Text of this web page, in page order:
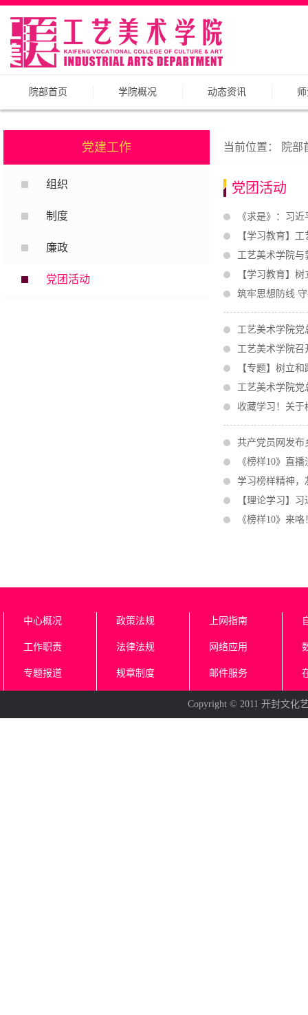
院部首页 学院概况 动态资讯
党建工作
组织
制度
廉政
党团活动
当前位置： 院部
党团活动
《求是》：习
【学习教育】
工艺美术学院
【学习教育】
筑牢思想防线
工艺美术学院党
工艺美术学院
【专题】树立
工艺美术学院党
收藏学习！关
共产党员网发布
《榜样10》直
学习榜样精神
【理论学习】
《榜样10》来
中心概况
工作职责
专题报道
政策法规
法律法规
规章制度
上网指南
网络应用
邮件服务
Copyright © 2011 开封文